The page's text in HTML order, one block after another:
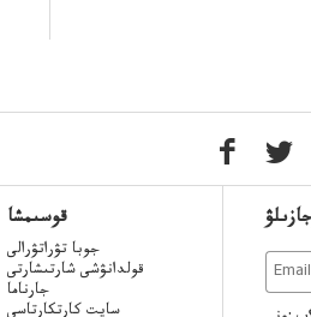
قوسىمشا
جوبا تۋراتۋرالى
قولدانۋشى شارتىشارتى
جارناما
سايت كارتكارتاسى